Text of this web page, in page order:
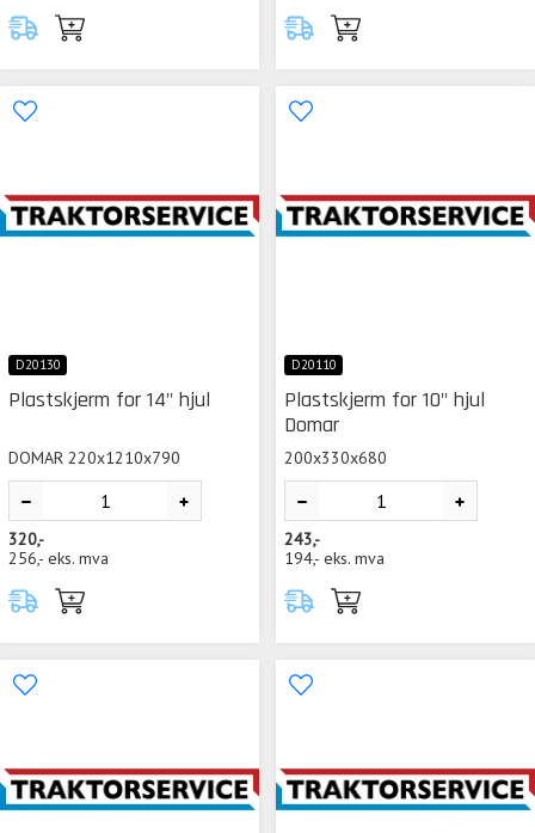
D20130
Plastskjerm for 14" hjul
DOMAR 220x1210x790
320,-
256,- eks. mva
D20110
Plastskjerm for 10" hjul
Domar
200x330x680
243,-
194,- eks. mva